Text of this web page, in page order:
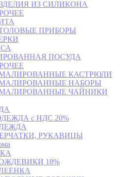
ИЗ СИЛИКОНА
ПРИБОРЫ
ПОСУДА
КАСТРЮЛИ
НАБОРЫ
ЧАЙНИКИ
с НДС 20%
РУКАВИЦЫ
18%